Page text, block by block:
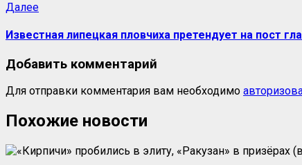
Далее
Известная липецкая пловчиха претендует на пост
Добавить комментарий
Для отправки комментария вам необходимо
Похожие новости